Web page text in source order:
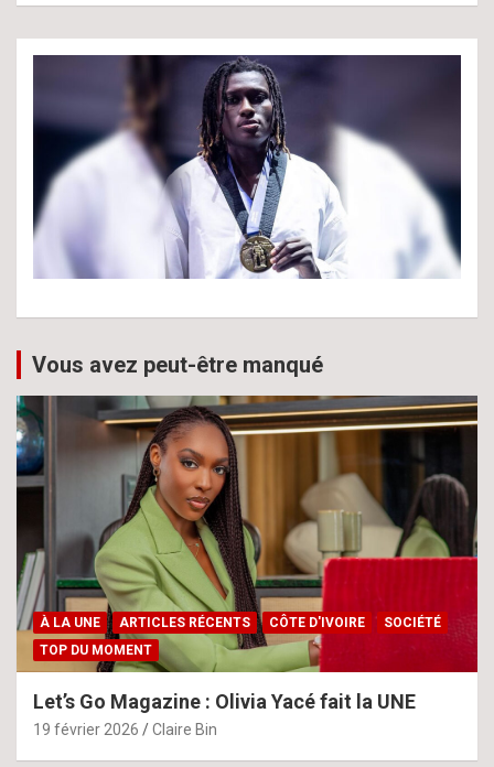
Vous avez peut-être manqué
À LA UNE ARTICLES RÉCENTS CÔTE D'IVOIRE
SOCIÉTÉ
TOP DU MOMENT
Let’s Go Magazine : Olivia Yacé fait la UNE
19 février 2026 Claire Bin